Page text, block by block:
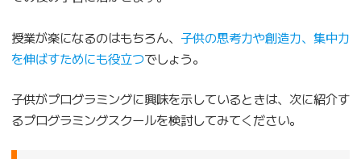
授業が楽になるのはもちろん、 子供の思考力や創造力、集中力
を伸ばすためにも役立つでしょう。
子供がプログラミングに興味を示しているときは、次に紹介す
るプログラミングスクールを検討してみてください。